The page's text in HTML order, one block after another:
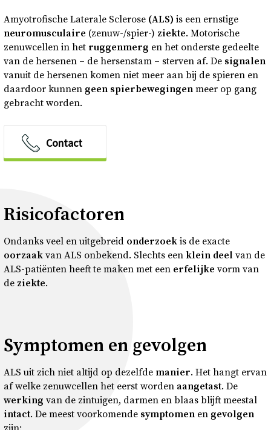
Amyotrofische Laterale Sclerose (ALS) is een ernstige
neuromusculaire (zenuw-/spier-) ziekte. Motorische
zenuwcellen in het ruggenmerg en het onderste gedeelte
van de hersenen – de hersenstam – sterven af. De signalen
vanuit de hersenen komen niet meer aan bij de spieren en
daardoor kunnen geen spierbewegingen meer op gang
gebracht worden.
Contact
Risicofactoren
Ondanks veel en uitgebreid onderzoek is de exacte
oorzaak van ALS onbekend. Slechts een klein deel van de
ALS-patiënten heeft te maken met een erfelijke vorm van
de ziekte.
Symptomen en gevolgen
ALS uit zich niet altijd op dezelfde manier. Het hangt ervan
af welke zenuwcellen het eerst worden aangetast. De
werking van de zintuigen, darmen en blaas blijft meestal
intact. De meest voorkomende symptomen en gevolgen